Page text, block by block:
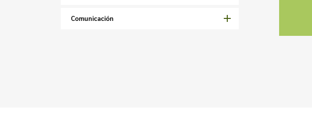
Comunicación